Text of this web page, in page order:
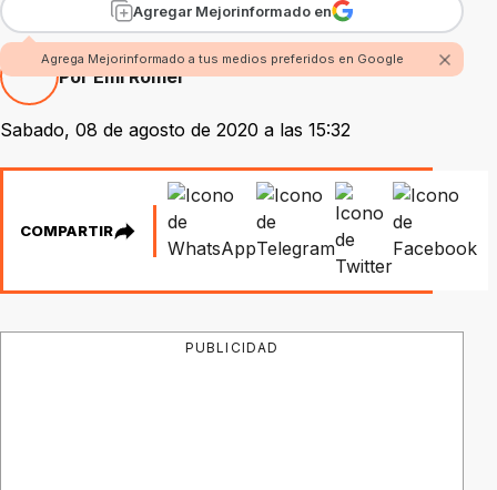
Agregar Mejorinformado en
Agrega Mejorinformado a tus medios preferidos en Google
Por Emi Romer
Sabado, 08 de agosto de 2020 a las 15:32
COMPARTIR
PUBLICIDAD